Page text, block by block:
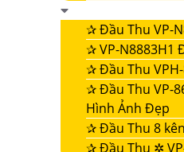
✰Đầu Thu VP-
✰VP-N8883H1
✰Đầu Thu
✰Đầu Thu VP-
Hình Ảnh Đẹp
✰Đầu Thu 8
✰Đầu Thu ✲